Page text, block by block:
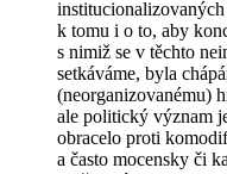
k tomu i o to, aby
s nimiž se v těchto
setkáváme, byla
(neorganizovanému)
ale politický význam
obracelo proti
a často mocensky či